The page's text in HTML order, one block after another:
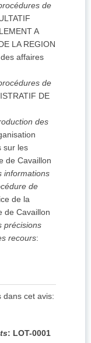
de
A
LA REGION
affaires
de
DE
des
sur les
de Cavaillon
informations
de
de la
de Cavaillon
précisions
recours:
dans cet avis:
: LOT-0001